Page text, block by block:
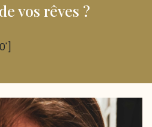
vos rêves ?